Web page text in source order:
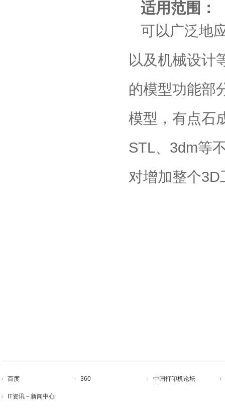
适用范围：
可以广泛地
以及机械设计
的模型功能部
模型，有点石
STL、3dm等
对增加整个
百度 360 中国打印机论坛
IT资讯－新闻中心